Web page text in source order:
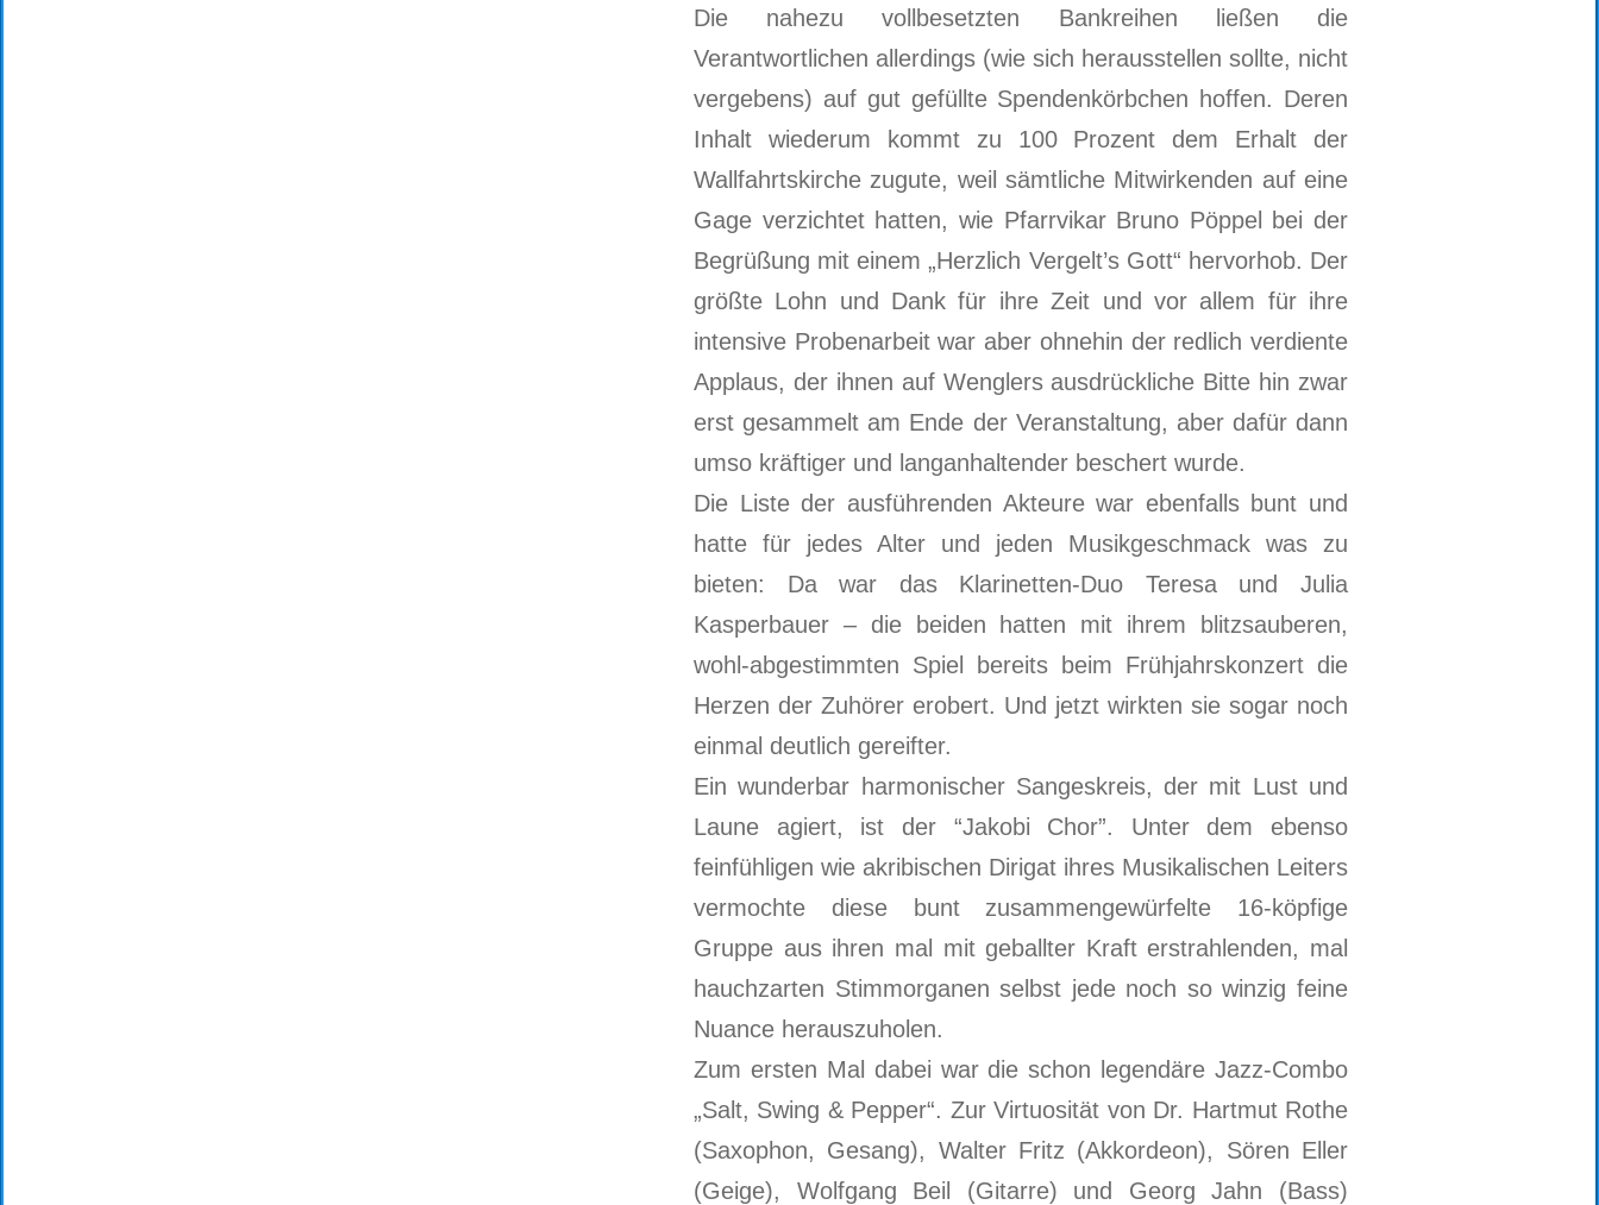
Die nahezu vollbesetzten Bankreihen ließen die
Verantwortlichen allerdings (wie sich herausstellen sollte, nicht
vergebens) auf gut gefüllte Spendenkörbchen hoffen. Deren
Inhalt wiederum kommt zu 100 Prozent dem Erhalt der
Wallfahrtskirche zugute, weil sämtliche Mitwirkenden auf eine
Gage verzichtet hatten, wie Pfarrvikar Bruno Pöppel bei der
Begrüßung mit einem „Herzlich Vergelt’s Gott“ hervorhob. Der
größte Lohn und Dank für ihre Zeit und vor allem für ihre
intensive Probenarbeit war aber ohnehin der redlich verdiente
Applaus, der ihnen auf Wenglers ausdrückliche Bitte hin zwar
erst gesammelt am Ende der Veranstaltung, aber dafür dann
umso kräftiger und langanhaltender beschert wurde.
Die Liste der ausführenden Akteure war ebenfalls bunt und
hatte für jedes Alter und jeden Musikgeschmack was zu
bieten: Da war das Klarinetten-Duo Teresa und Julia
Kasperbauer – die beiden hatten mit ihrem blitzsauberen,
wohl-abgestimmten Spiel bereits beim Frühjahrskonzert die
Herzen der Zuhörer erobert. Und jetzt wirkten sie sogar noch
einmal deutlich gereifter.
Ein wunderbar harmonischer Sangeskreis, der mit Lust und
Laune agiert, ist der “Jakobi Chor”. Unter dem ebenso
feinfühligen wie akribischen Dirigat ihres Musikalischen Leiters
vermochte diese bunt zusammengewürfelte 16-köpfige
Gruppe aus ihren mal mit geballter Kraft erstrahlenden, mal
hauchzarten Stimmorganen selbst jede noch so winzig feine
Nuance herauszuholen.
Zum ersten Mal dabei war die schon legendäre Jazz-Combo
„Salt, Swing & Pepper“. Zur Virtuosität von Dr. Hartmut Rothe
(Saxophon, Gesang), Walter Fritz (Akkordeon), Sören Eller
(Geige), Wolfgang Beil (Gitarre) und Georg Jahn (Bass)